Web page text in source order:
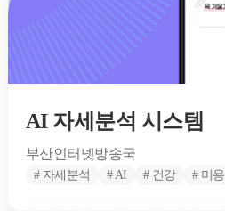
AI 자세분석 시스템
부산인터넷방송국
# 자세분석 # AI # 건강 # 미용